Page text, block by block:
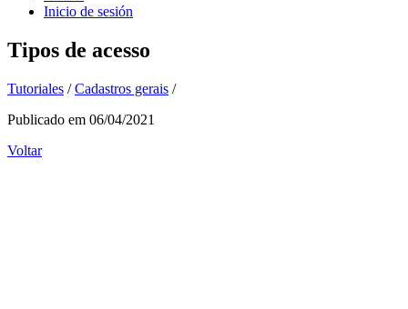
Inicio de sesión
Tipos de acesso
Tutoriales / Cadastros gerais /
Publicado em 06/04/2021
Voltar